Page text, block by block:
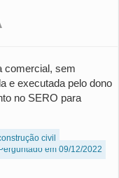
comercial, sem
e executada pelo dono
no SERO para
civil
em 09/12/2022